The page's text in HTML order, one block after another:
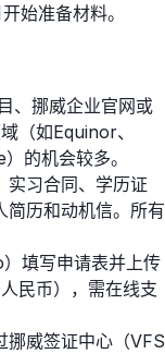
始准备材料。
、挪威企业官网或
（如Equinor、
的机会较多。
实习合同、学历证
简历和动机信。所有
填写申请表并上传
民币），需在线支
挪威签证中心（VFS